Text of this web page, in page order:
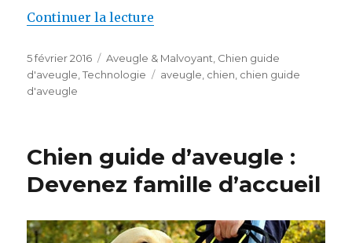
Continuer la lecture
Publié
le
5 février 2016 Catégories
Aveugle & Malvoyant, Chien guide
d'aveugle,Technologie Étiquettes
aveugle, chien, chien guide
d'aveugle
Chien guide d’aveugle :
Devenez famille d’accueil